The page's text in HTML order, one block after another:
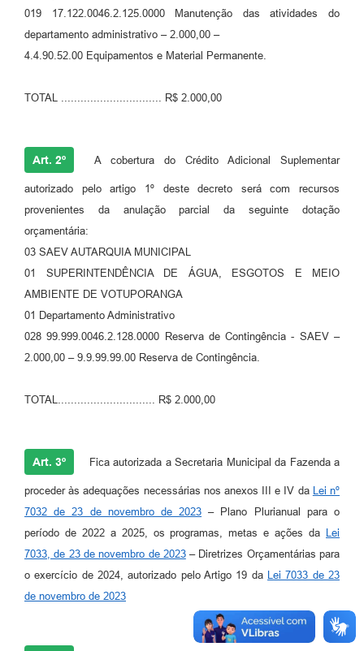
019 17.122.0046.2.125.0000 Manutenção das atividades do
departamento administrativo – 2.000,00 –
4.4.90.52.00 Equipamentos e Material Permanente.
TOTAL ............................... R$ 2.000,00
Art. 2º A cobertura do Crédito Adicional Suplementar
autorizado pelo artigo 1º deste decreto será com recursos
provenientes da anulação parcial da seguinte dotação
orçamentária:
03 SAEV AUTARQUIA MUNICIPAL
01 SUPERINTENDÊNCIA DE ÁGUA, ESGOTOS E MEIO
AMBIENTE DE VOTUPORANGA
01 Departamento Administrativo
028 99.999.0046.2.128.0000 Reserva de Contingência - SAEV –
2.000,00 – 9.9.99.99.00 Reserva de Contingência.
TOTAL.............................. R$ 2.000,00
Art. 3º Fica autorizada a Secretaria Municipal da Fazenda a
proceder às adequações necessárias nos anexos III e IV da Lei nº
7032 de 23 de novembro de 2023 – Plano Plurianual para o
período de 2022 a 2025, os programas, metas e ações da Lei
7033, de 23 de novembro de 2023– Diretrizes Orçamentárias para
o exercício de 2024, autorizado pelo Artigo 19 da Lei 7033 de 23
de novembro de 2023